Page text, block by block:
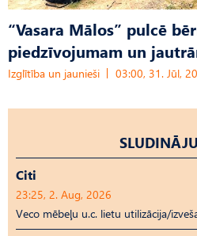
“Vasara Mālos” pulcē
piedzīvojumam un
Izglītība un jaunieši 03:00, 31. Jūl,
Citi
23:25, 2. Aug, 2026
Veco mēbeļu u.c. lietu utilizācija/